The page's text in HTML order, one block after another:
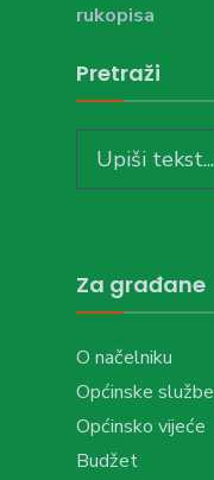
rukopisa
Pretraži
for:
Za građane
O načelniku
Općinske službe
Općinsko vijeće
Budžet